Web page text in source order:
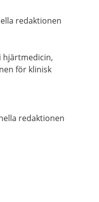
redaktionen
hjärtmedicin,
för klinisk
redaktionen